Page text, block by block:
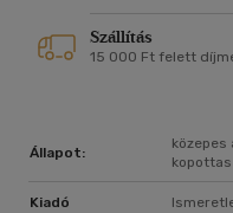
Szállítás
15 000 Ft felett
Állapot:
kopottas
Kiadó